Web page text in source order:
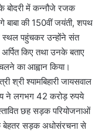
बोदरी में कन्नौजे रजक
बाबा की 150वीं जयंती, शपथ
स्थल पहुंचकर उन्होंने संत
अर्पित किए तथा उनके बताए
का आह्वान किया।
श्री श्यामबिहारी जायसवाल
ने लगभग 42 करोड़ रुपये
छह सड़क परियोजनाओं
बेहतर सड़क अधोसंरचना से